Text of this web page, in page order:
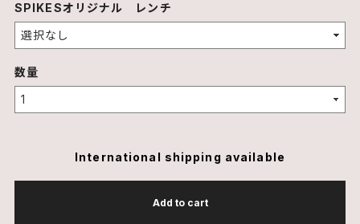
SPIKESオリジナル レンチ
数量
International shipping available
Add to cart